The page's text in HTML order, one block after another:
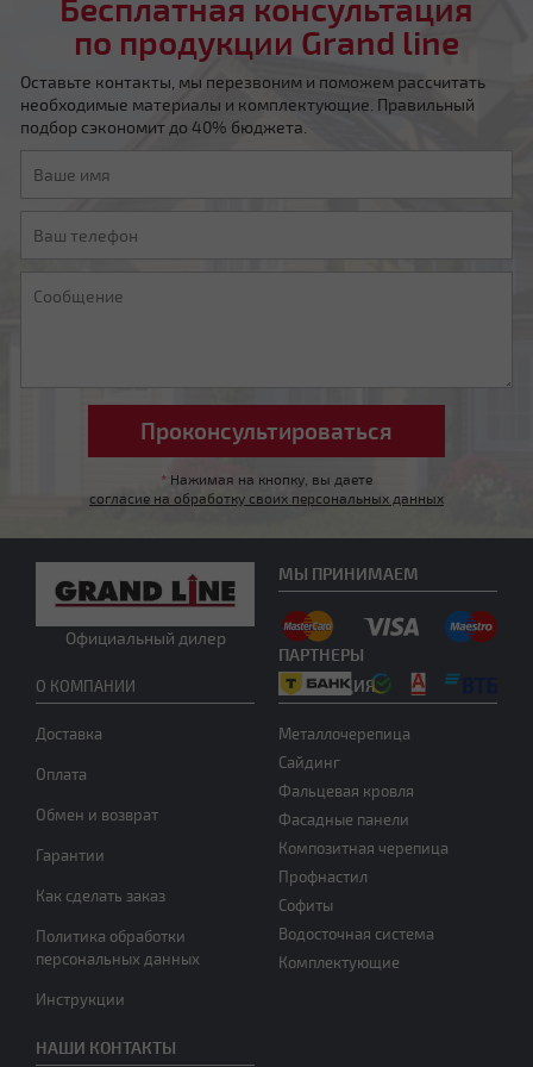
по продукции Grand line
Оставьте контакты, мы перезвоним и поможем рассчитать
необходимые материалы и комплектующие. Правильный
подбор сэкономит до 40% бюджета.
* Нажимая на кнопку, вы даете
согласие на обработку своих персональных данных
Официальный дилер
НАШИ КОНТАКТЫ
О КОМПАНИИ
Доставка
Оплата
Обмен и возврат
Гарантии
Как сделать заказ
Политика обработки
персональных данных
Инструкции
ПРОДУКЦИЯ
Металлочерепица
Сайдинг
Фальцевая кровля
Фасадные панели
Композитная черепица
Профнастил
Софиты
Водосточная система
Комплектующие
МЫ ПРИНИМАЕМ
ПАРТНЕРЫ
Другой тип крыши